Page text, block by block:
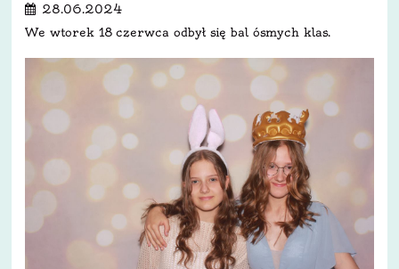
28.06.2024
We wtorek 18 czerwca odbył się bal ósmych klas.